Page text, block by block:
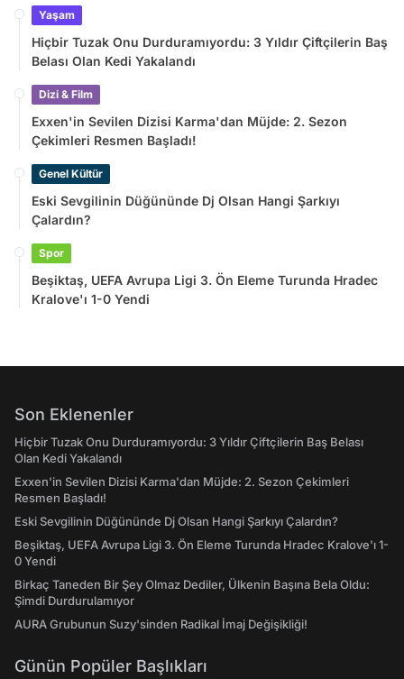
Yaşam
Hiçbir Tuzak Onu Durduramıyordu: 3 Yıldır Çiftçilerin Baş
Belası Olan Kedi Yakalandı
Dizi & Film
Exxen'in Sevilen Dizisi Karma'dan Müjde: 2. Sezon
Çekimleri Resmen Başladı!
Genel Kültür
Eski Sevgilinin Düğününde Dj Olsan Hangi Şarkıyı
Çalardın?
Spor
Beşiktaş, UEFA Avrupa Ligi 3. Ön Eleme Turunda Hradec
Kralove'ı 1-0 Yendi
Son Eklenenler
Hiçbir Tuzak Onu Durduramıyordu: 3 Yıldır Çiftçilerin Baş Belası
Olan Kedi Yakalandı
Exxen'in Sevilen Dizisi Karma'dan Müjde: 2. Sezon Çekimleri
Resmen Başladı!
Eski Sevgilinin Düğününde Dj Olsan Hangi Şarkıyı Çalardın?
Beşiktaş, UEFA Avrupa Ligi 3. Ön Eleme Turunda Hradec Kralove'ı 1-
0 Yendi
Birkaç Taneden Bir Şey Olmaz Dediler, Ülkenin Başına Bela Oldu:
Şimdi Durdurulamıyor
AURA Grubunun Suzy'sinden Radikal İmaj Değişikliği!
Günün Popüler Başlıkları